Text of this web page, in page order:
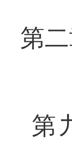
第
第